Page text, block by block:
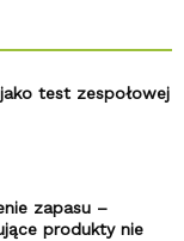
test zespołowej
zapasu –
produkty nie